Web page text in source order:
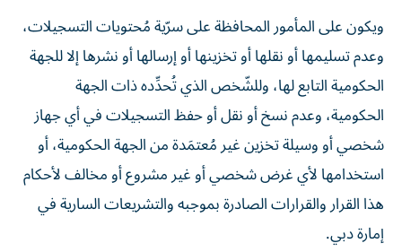
ويكون على المأمور المحافظة على سرّية مُحتويات التسجيلات،
وعدم تسليمها أو نقلها أو تخزينها أو إرسالها أو نشرها إلا للجهة
الحكومية التابع لها، وللشّخص الذي تُحدِّده ذات الجهة
الحكومية، وعدم نسخ أو نقل أو حفظ التسجيلات في أي جهاز
شخصي أو وسيلة تخزين غير مُعتمَدة من الجهة الحكومية، أو
استخدامها لأي غرض شخصي أو غير مشروع أو مخالف لأحكام
هذا القرار والقرارات الصادرة بموجبه والتشريعات السارية في
إمارة دبي.